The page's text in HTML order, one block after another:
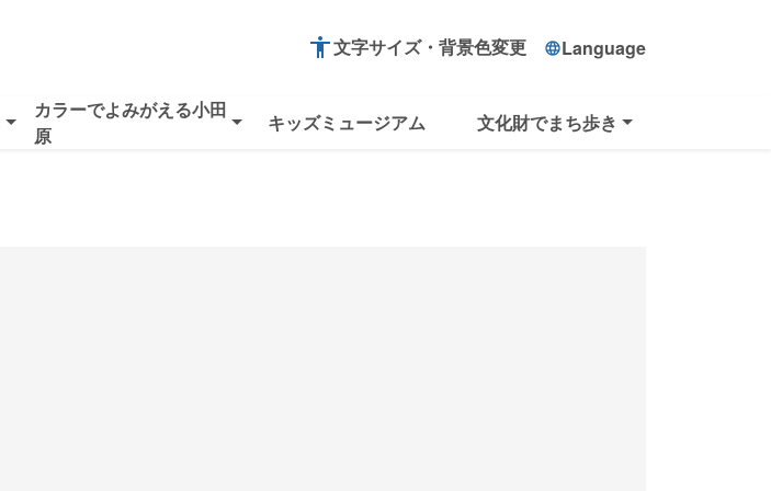
accessibility文字サイズ・背景色変更 languageLanguage
カラーでよみがえる小田
原
キッズミュージアム 文化財でまち歩き